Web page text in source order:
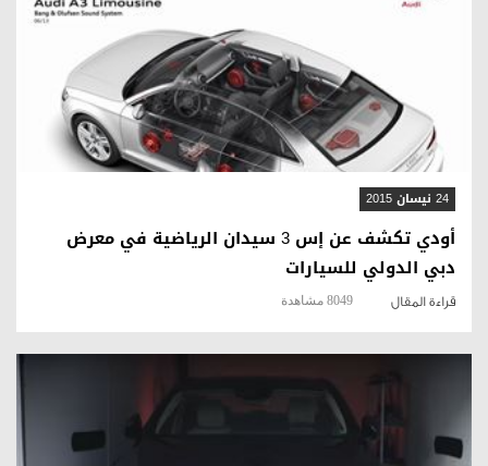
قراءة المقال
24 نيسان 2015
أودي تكشف عن إس 3 سيدان الرياضية في معرض
دبي الدولي للسيارات
قراءة المقال 8049 مشاهدة